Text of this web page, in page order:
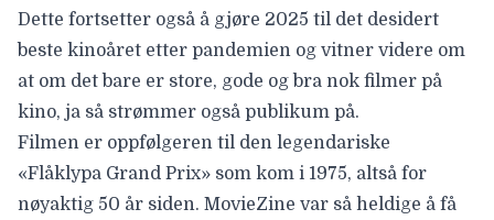
Dette fortsetter også å gjøre 2025 til det desidert
beste kinoåret etter pandemien og vitner videre om
at om det bare er store, gode og bra nok filmer på
kino, ja så strømmer også publikum på.
Filmen er oppfølgeren til den legendariske
«Flåklypa Grand Prix» som kom i 1975, altså for
nøyaktig 50 år siden. MovieZine var så heldige å få